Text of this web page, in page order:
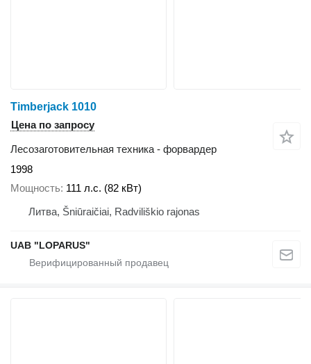
Timberjack 1010
Цена по запросу
Лесозаготовительная техника - форвардер
1998
Мощность 111 л.с. (82 кВт)
Литва, Šniūraičiai, Radviliškio rajonas
UAB "LOPARUS"